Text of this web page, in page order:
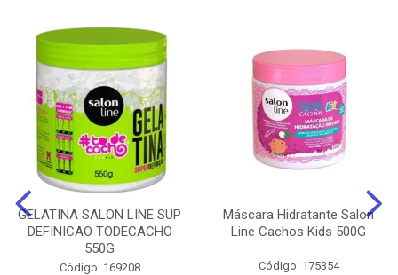
GELATINA SALON LINE SUP
DEFINICAO TODECACHO
550G
Código: 169208
Máscara Hidratante Salon
Line Cachos Kids 500G
Código: 175354